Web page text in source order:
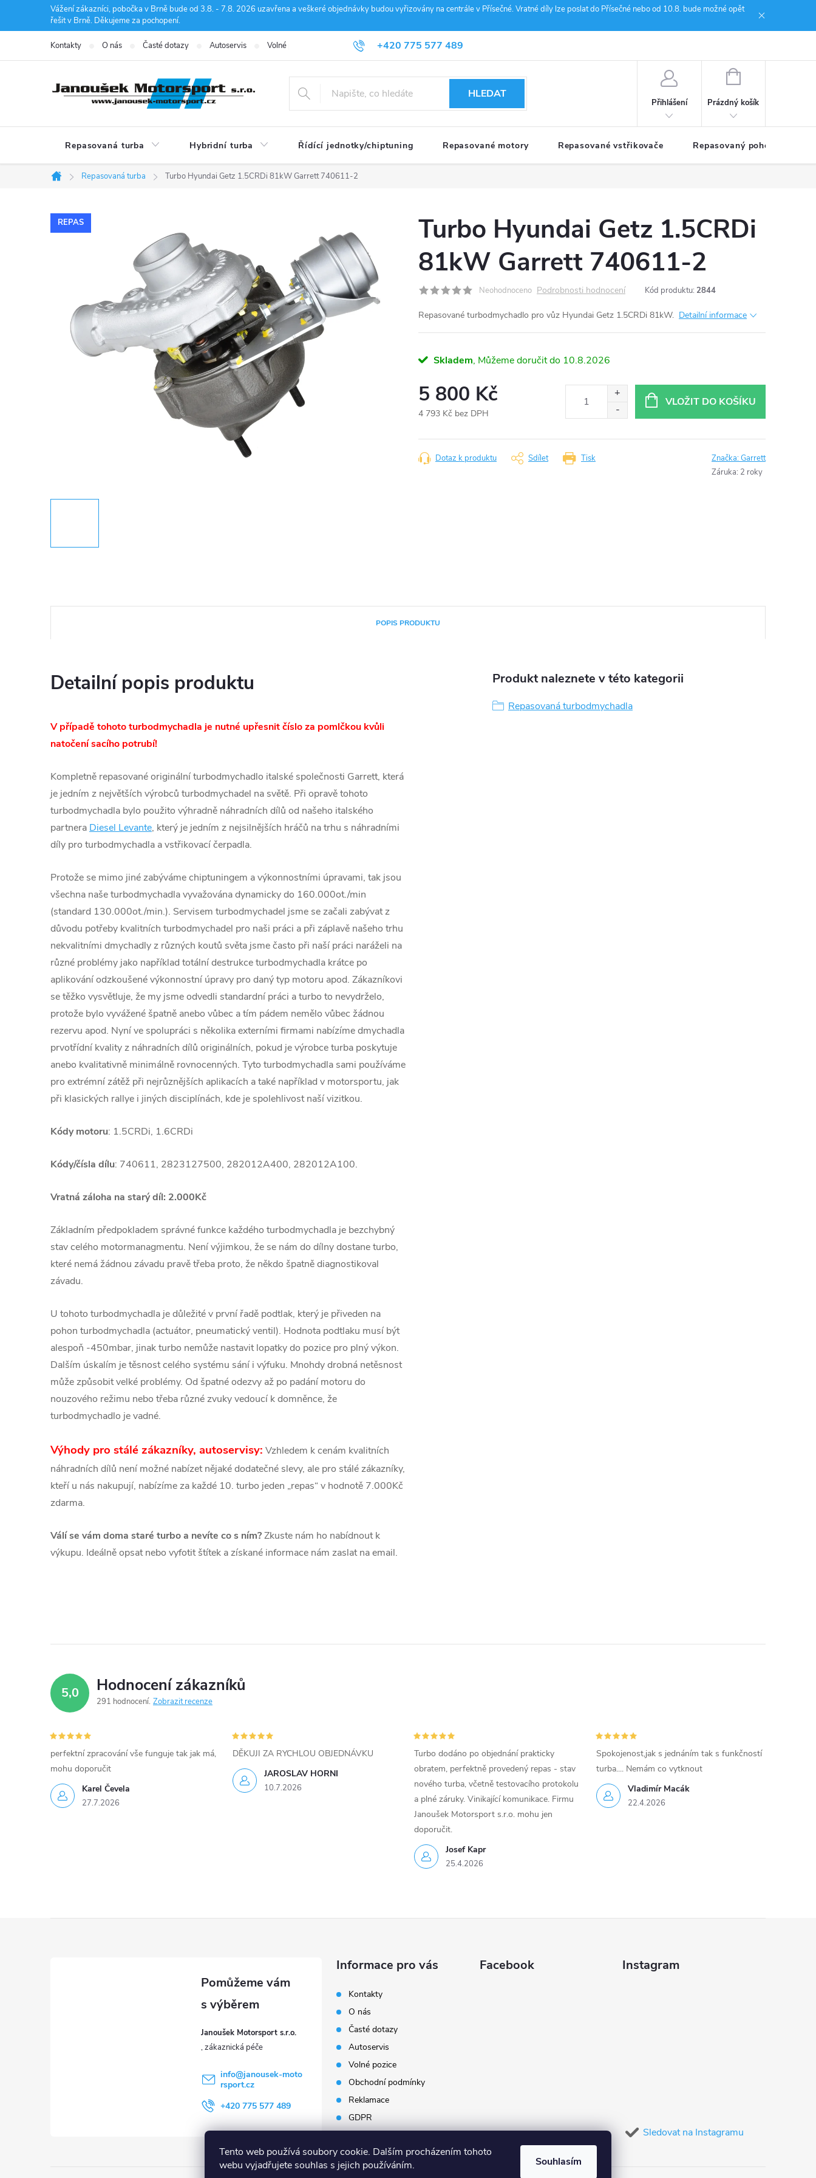
Tento web používá soubory cookie. Dalším procházením tohoto
webu vyjadřujete souhlas s jejich používáním.
Souhlasím
Vážení zákazníci, pobočka v Brně bude od 3.8. - 7.8. 2026 uzavřena a veškeré objednávky budou vyřizovány na centrále v Přísečné. Vratné díly lze poslat do Přísečné nebo od 10.8. bude možné opět
řešit v Brně. Děkujeme za pochopení.
+420 775 577 489
info@janousek-motorsport.cz
Kontakty O nás Časté dotazy Autoservis Volné pozice Obchodní podmínky Reklamace
HLEDAT
Přihlášení
NÁKUPNÍ
Prázdný košík
Repasovaná turba Hybridní turba Řídící jednotky/chiptuning Repasované motory Repasované vstřikovače Repasovaný pohon TDM
Domů
Repasovaná turba Turbo Hyundai Getz 1.5CRDi 81kW Garrett 740611-2
REPAS
Turbo Hyundai Getz 1.5CRDi
81kW Garrett 740611-2
Neohodnoceno Podrobnosti hodnocení Kód produktu: 2844
Repasované turbodmychadlo pro vůz Hyundai Getz 1.5CRDi 81kW. Detailní informace
Skladem 10.8.2026
5 800 Kč
4 793 Kč bez DPH
cena:
VLOŽIT DO KOŠÍKU
Tisk
Dotaz k produktu Sdílet Značka:Garrett
Záruka: 2 roky
POPIS PRODUKTU
Detailní popis produktu
V případě tohoto turbodmychadla je nutné upřesnit číslo za pomlčkou kvůli
natočení sacího potrubí!
Kompletně repasované originální turbodmychadlo italské společnosti Garrett, která
je jedním z největších výrobců turbodmychadel na světě. Při opravě tohoto
turbodmychadla bylo použito výhradně náhradních dílů od našeho italského
partnera Diesel Levante, který je jedním z nejsilnějších hráčů na trhu s náhradními
díly pro turbodmychadla a vstřikovací čerpadla.
Protože se mimo jiné zabýváme chiptuningem a výkonnostními úpravami, tak jsou
všechna naše turbodmychadla vyvažována dynamicky do 160.000ot./min
(standard 130.000ot./min.). Servisem turbodmychadel jsme se začali zabývat z
důvodu potřeby kvalitních turbodmychadel pro naši práci a při záplavě našeho trhu
nekvalitními dmychadly z různých koutů světa jsme často při naší práci naráželi na
různé problémy jako například totální destrukce turbodmychadla krátce po
aplikování odzkoušené výkonnostní úpravy pro daný typ motoru apod. Zákazníkovi
se těžko vysvětluje, že my jsme odvedli standardní práci a turbo to nevydrželo,
protože bylo vyvážené špatně anebo vůbec a tím pádem nemělo vůbec žádnou
rezervu apod. Nyní ve spolupráci s několika externími firmami nabízíme dmychadla
prvotřídní kvality z náhradních dílů originálních, pokud je výrobce turba poskytuje
anebo kvalitativně minimálně rovnocenných. Tyto turbodmychadla sami používáme
pro extrémní zátěž při nejrůznějších aplikacích a také například v motorsportu, jak
při klasických rallye i jiných disciplínách, kde je spolehlivost naší vizitkou.
Kódy motoru: 1.5CRDi, 1.6CRDi
Kódy/čísla dílu: 740611, 2823127500, 282012A400, 282012A100.
Vratná záloha na starý díl: 2.000Kč
Základním předpokladem správné funkce každého turbodmychadla je bezchybný
stav celého motormanagmentu. Není výjimkou, že se nám do dílny dostane turbo,
které nemá žádnou závadu pravě třeba proto, že někdo špatně diagnostikoval
závadu.
U tohoto turbodmychadla je důležité v první řadě podtlak, který je přiveden na
pohon turbodmychadla (actuátor, pneumatický ventil). Hodnota podtlaku musí být
alespoň -450mbar, jinak turbo nemůže nastavit lopatky do pozice pro plný výkon.
Dalším úskalím je těsnost celého systému sání i výfuku. Mnohdy drobná netěsnost
může způsobit velké problémy. Od špatné odezvy až po padání motoru do
nouzového režimu nebo třeba různé zvuky vedoucí k domněnce, že
turbodmychadlo je vadné.
Výhody pro stálé zákazníky, autoservisy: Vzhledem k cenám kvalitních
náhradních dílů není možné nabízet nějaké dodatečné slevy, ale pro stálé zákazníky,
kteří u nás nakupují, nabízíme za každé 10. turbo jeden „repas“ v hodnotě 7.000Kč
zdarma.
Válí se vám doma staré turbo a nevíte co s ním?Zkuste nám ho nabídnout k
výkupu. Ideálně opsat nebo vyfotit štítek a získané informace nám zaslat na email.
Produkt naleznete v této kategorii
Repasovaná turbodmychadla
5,0 Hodnocení zákazníků
291 hodnocení Zobrazit recenze
Karel Čevela
27.7.2026
perfektní zpracování vše funguje tak jak má,
mohu doporučit
JAROSLAV HORNI
10.7.2026
DĚKUJI ZA RYCHLOU OBJEDNÁVKU
Josef Kapr
25.4.2026
Turbo dodáno po objednání prakticky
obratem, perfektně provedený repas - stav
nového turba, včetně testovacího protokolu
a plné záruky. Vinikající komunikace. Firmu
Janoušek Motorsport s.r.o. mohu jen
doporučit.
Vladimír Macák
22.4.2026
Spokojenost,jak s jednáním tak s funkčností
turba.... Nemám co vytknout
Janoušek Motorsport s.r.o.
info@janousek-moto
rsport.cz
+420 775 577 489
Informace pro vás
Kontakty
O nás
Časté dotazy
Autoservis
Volné pozice
Obchodní podmínky
Reklamace
GDPR
Motorsport Český Krumlov
Facebook Instagram
Sledovat na Instagramu